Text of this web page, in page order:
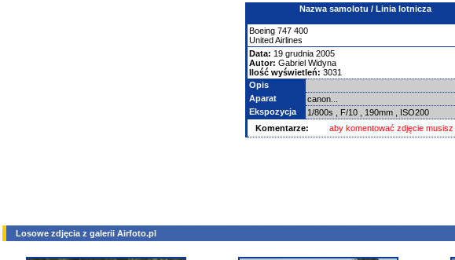
Nazwa samolotu / Linia lotnicza
Boeing 747 400
United Airlines
Data: 19 grudnia 2005
Autor: Gabriel Widyna
Ilość wyświetleń: 3031
Opis
Aparat
canon...
Ekspozycja
1/800s , F/10 , 190mm , ISO200
Komentarze:
aby komentować zdjęcie musisz
Losowe zdjęcia z galerii Airfoto.pl